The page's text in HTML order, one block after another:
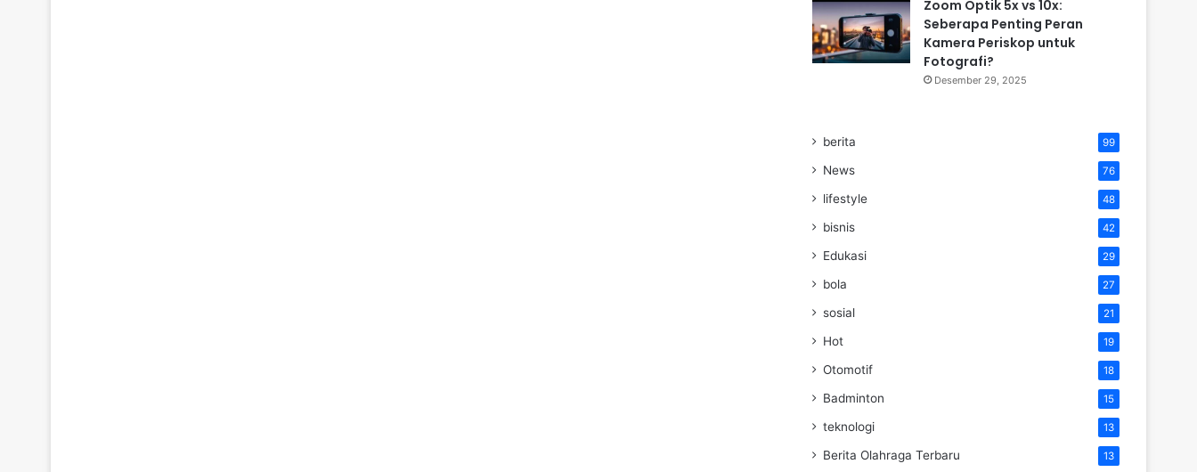
Zoom Optik 5x vs 10x:
Seberapa Penting Peran
Kamera Periskop untuk
Fotografi?
Desember 29, 2025
berita 99
News 76
lifestyle 48
bisnis 42
Edukasi 29
bola 27
sosial 21
Hot 19
Otomotif 18
Badminton 15
teknologi 13
Berita Olahraga Terbaru 13